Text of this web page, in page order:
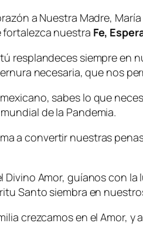
a Nuestra Madre,
fortalezca nuestra Fe,
resplandeces siempre en
necesaria, que nos
sabes lo que
de la Pandemia.
a convertir nuestras
Divino Amor, guíanos con
Santo siembra en
crezcamos en el Amor,